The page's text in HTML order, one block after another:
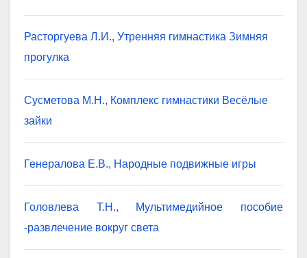
Расторгуева Л.И., Утренняя гимнастика Зимняя
прогулка
Сусметова М.Н., Комплекс гимнастики Весёлые
зайки
Генералова Е.В., Народные подвижные игры
Головлева Т.Н., Мультимедийное пособие
-развлечение вокруг света